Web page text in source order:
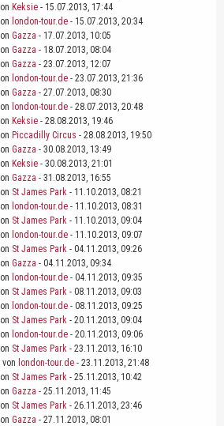
Keksie - 15.07.2013, 17:44
london-tour.de - 15.07.2013, 20:34
Gazza - 17.07.2013, 10:05
Gazza - 18.07.2013, 08:04
Gazza - 23.07.2013, 12:07
london-tour.de - 23.07.2013, 21:36
Gazza - 27.07.2013, 08:30
london-tour.de - 28.07.2013, 20:48
Keksie - 28.08.2013, 19:46
Piccadilly Circus - 28.08.2013, 19:50
Gazza - 30.08.2013, 13:49
Keksie - 30.08.2013, 21:01
Gazza - 31.08.2013, 16:55
St James Park - 11.10.2013, 08:21
london-tour.de - 11.10.2013, 08:31
St James Park - 11.10.2013, 09:04
london-tour.de - 11.10.2013, 09:07
St James Park - 04.11.2013, 09:26
Gazza - 04.11.2013, 09:34
london-tour.de - 04.11.2013, 09:35
St James Park - 08.11.2013, 09:03
london-tour.de - 08.11.2013, 09:25
St James Park - 20.11.2013, 09:04
london-tour.de - 20.11.2013, 09:06
St James Park - 23.11.2013, 16:10
von london-tour.de - 23.11.2013, 21:48
St James Park - 25.11.2013, 10:42
Gazza - 25.11.2013, 11:45
St James Park - 26.11.2013, 23:46
Gazza - 27.11.2013, 08:01